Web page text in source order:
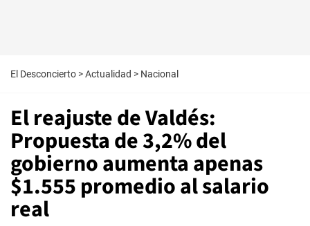
El Desconcierto >Actualidad > Nacional
El reajuste de Valdés:
Propuesta de 3,2% del
gobierno aumenta apenas
$1.555 promedio al salario
real